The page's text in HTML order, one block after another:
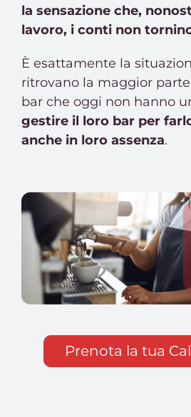
la sensazione che,
lavoro, i conti non
È esattamente la
ritrovano la maggior
bar che oggi non hanno
gestire il loro bar per
anche in loro assenza.
Prenota la tua